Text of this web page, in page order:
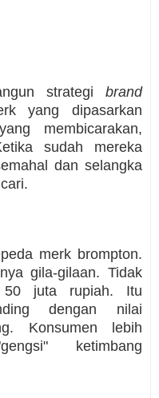
strategi brand
yang dipasarkan
membicarakan,
sudah mereka
dan selangka
merk brompton.
gila-gilaan. Tidak
50 juta rupiah. Itu
dengan nilai
Konsumen lebih
ketimbang